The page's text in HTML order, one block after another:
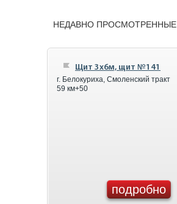
НЕДАВНО ПРОСМОТРЕННЫЕ
Щит 3x6м, щит №141
г. Белокуриха, Смоленский тракт
59 км+50
подробно